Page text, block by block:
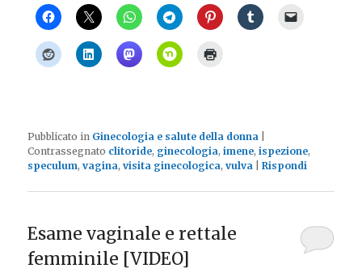
Pubblicato in Ginecologia e salute della donna
Contrassegnato clitoride, ginecologia,imene,ispezione,
speculum,vagina,visita ginecologica,vulva |Rispondi
Esame vaginale e rettale
femminile [VIDEO]